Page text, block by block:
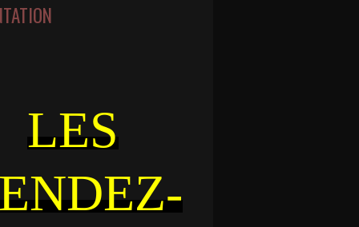
LES